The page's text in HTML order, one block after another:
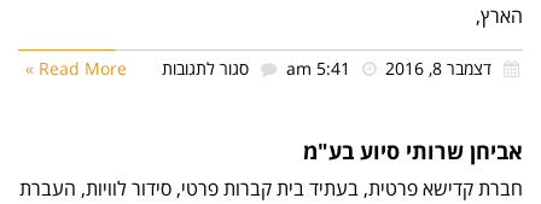
לכל חלקי הארץ,
דצמבר 8, 2016 5:41 am סגור לתגובות Read More »
אביחן שרותי סיוע בע"מ
חברת קדישא פרטית, בעתיד בית קברות פרטי, סידור לוויות,